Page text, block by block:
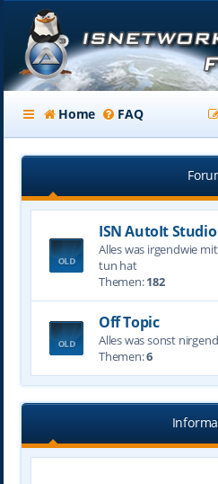
Home FAQ
ISN AutoIt Studio
Alles was irgendwie
tun hat
Themen:182
Off Topic
Alles was sonst
Themen:6